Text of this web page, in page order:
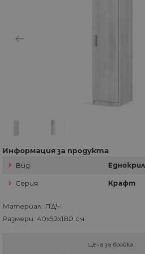
Информация за продукта
Вид Еднокрил
Серия Крафт
Материал: ПДЧ
Размери: 40х52х180 см
Цена за бройка :